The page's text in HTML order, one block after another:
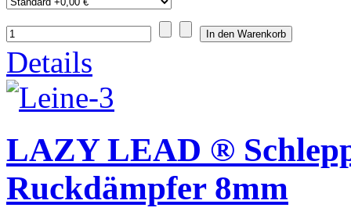
Details
LAZY LEAD ®
Ruckdämpfer 8mm